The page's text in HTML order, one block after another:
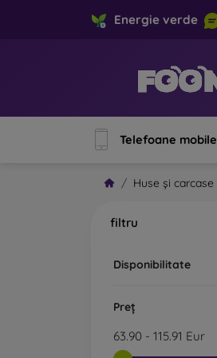
Energie verde
Telefoane mobile
Huse și carcase
filtru
Disponibilitate
Preț
63.90 - 115.91 Eur